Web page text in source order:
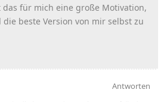
für mich eine große Motivation,
beste Version von mir selbst zu
Antworten